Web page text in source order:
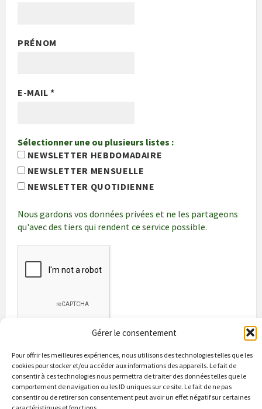
Gérer le consentement
Pour offrir les meilleures expériences, nous utilisons des technologies telles que les
cookies pour stocker et/ou accéder aux informations des appareils. Le fait de
consentir à ces technologies nous permettra de traiter des données telles que le
comportement de navigation ou les ID uniques sur ce site. Le fait de ne pas
consentir ou de retirer son consentement peut avoir un effet négatif sur certaines
PRÉNOM
E-MAIL*
Sélectionner une ou plusieurs listes :
NEWSLETTER HEBDOMADAIRE
NEWSLETTER MENSUELLE
NEWSLETTER QUOTIDIENNE
Nous gardons vos données privées et ne les partageons
qu'avec des tiers qui rendent ce service possible.